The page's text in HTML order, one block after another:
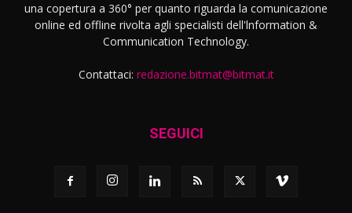
una copertura a 360° per quanto riguarda la comunicazione
online ed offline rivolta agli specialisti dell'lnformation &
Communication Technology.
Contattaci: redazione.bitmat@bitmat.it
SEGUICI